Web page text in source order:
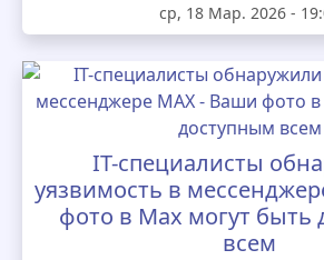
ср, 18 Мар. 2026 -
IT-специалисты
уязвимость в
фото в Max могут быть
всем